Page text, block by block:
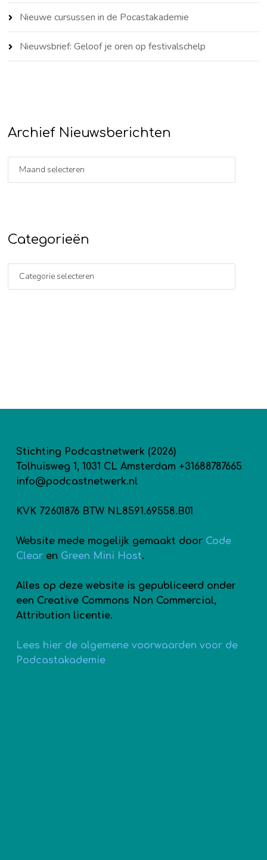
Nieuwe cursussen in de Pocastakademie
Nieuwsbrief: Geloof je oren op festivalschelp
Archief Nieuwsberichten
Categorieën
Stichting Podcastnetwerk (2026)
Tolhuisweg 1, 1031 CL Amsterdam +31688787665
info@podcastnetwerk.nl
KVK 72601876 BTW NL8591.69558.B01
Website mede mogelijk gemaakt door Code
Clearen Green Mini Host.
Alles op deze website is gepubliceerd onder
een Creative Commons Non Commercial,
Attribution licentie.
Lees hier de algemene voorwaarden voor de
Podcastakademie